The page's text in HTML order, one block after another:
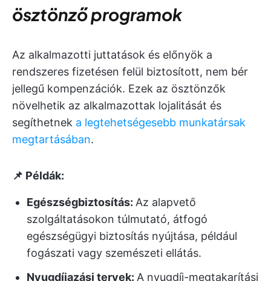
ösztönző programok
Az alkalmazotti juttatások és előnyök a
rendszeres fizetésen felül biztosított, nem bér
jellegű kompenzációk. Ezek az ösztönzők
növelhetik az alkalmazottak lojalitását és
segíthetnek a legtehetségesebb munkatársak
megtartásában.
📌 Példák:
Egészségbiztosítás: Az alapvető
szolgáltatásokon túlmutató, átfogó
egészségügyi biztosítás nyújtása, például
fogászati vagy szemészeti ellátás.
Nyugdíjazási tervek: A nyugdíj-megtakarítási